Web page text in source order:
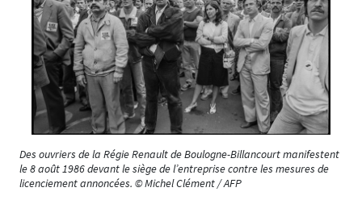
Des ouvriers de la Régie Renault de Boulogne-Billancourt manifestent
le 8 août 1986 devant le siège de l’entreprise contre les mesures de
licenciement annoncées. © Michel Clément / AFP